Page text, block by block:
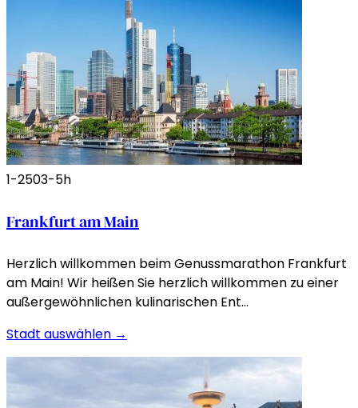
1-2503-5h
Frankfurt am Main
Herzlich willkommen beim Genussmarathon Frankfurt
am Main! Wir heißen Sie herzlich willkommen zu einer
außergewöhnlichen kulinarischen Ent…
Stadt auswählen →